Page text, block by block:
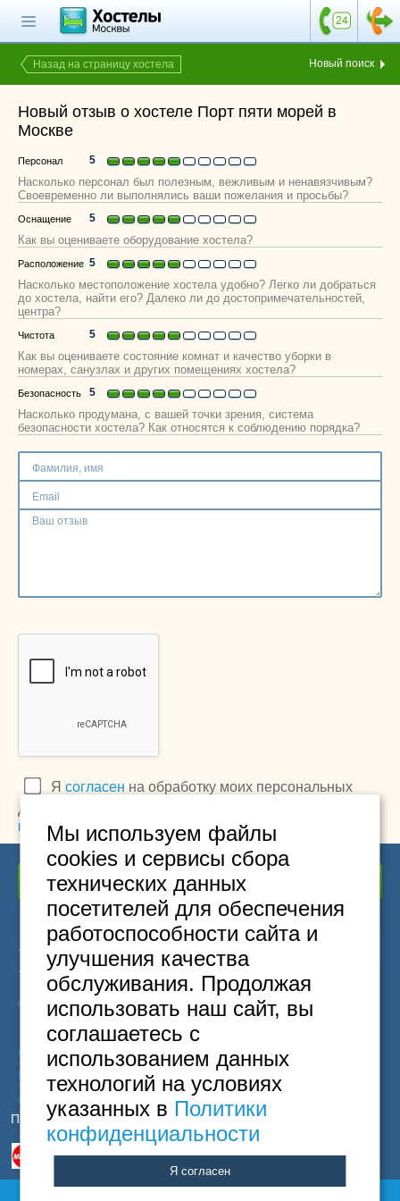
Назад на страницу хостела Новый поиск
Новый отзыв о хостеле Порт пяти морей в
Москве
Персонал 5
Насколько персонал был полезным, вежливым и ненавязчивым?
Своевременно ли выполнялись ваши пожелания и просьбы?
Оснащение 5
Как вы оцениваете оборудование хостела?
Расположение 5
Насколько местоположение хостела удобно? Легко ли добраться
до хостела, найти его? Далеко ли до достопримечательностей,
центра?
Чистота 5
Как вы оцениваете состояние комнат и качество уборки в
номерах, санузлах и других помещениях хостела?
Безопасность 5
Насколько продумана, с вашей точки зрения, система
безопасности хостела? Как относятся к соблюдению порядка?
Я согласен на обработку моих персональных
данных в соответствии с
конфиденциальности
Отправить отзыв
Москва
Санкт-Петербург
Бесплатный
+7 495 646-74-40
+7 812
418-22-18
8 800 222-58-32
© 2015 Hostels of Moscow. Все права защищены.
Согласие на обработку персональных данных
Политика конфиденциальности
Договор оферты
Принимаем к оплате
Мы используем файлы
cookies и сервисы сбора
технических данных
посетителей для обеспечения
работоспособности сайта и
улучшения качества
обслуживания. Продолжая
использовать наш сайт, вы
соглашаетесь с
использованием данных
технологий на условиях
указанных в Политики
конфиденциальности
Я согласен
Главная страница
Поиск хостела
Отзывы о
Каталог хостелов
Как оплатить
Контакты
в социальных сетях
Бесплатный по России
8 (800) 222-58-32
+7 (495) 646-74-40
+7 (812) 418-22-18